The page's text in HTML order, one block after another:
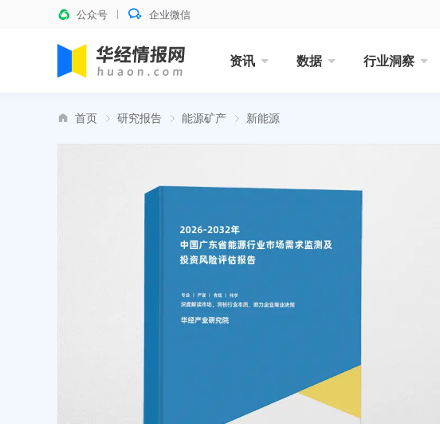
公众号 企业微信
资讯 数据 行业洞察
首页 研究报告 能源矿产 新能源